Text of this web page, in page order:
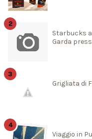
Starbucks
Garda
Grigliata di
Viaggio in